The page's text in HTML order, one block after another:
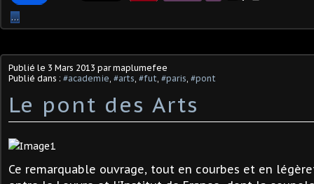
…
Publié le 3 Mars 2013 par maplumefee
Publié dans : #academie #arts #fut #paris #pont
Le pont des Arts
Ce remarquable ouvrage, tout en courbes et en